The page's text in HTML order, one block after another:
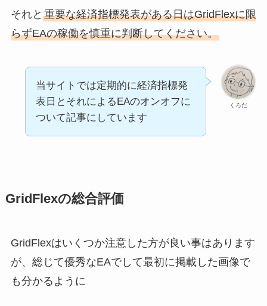
それと 重要な経済指標発表がある日はGridFlexに限
らずEAの稼働を慎重に判断してください。
くろだ
当サイトでは定期的に経済指標発
表日とそれによるEAのオンオフに
ついて記事にしています
GridFlexの総合評価
GridFlexはいくつか注意した方が良い事はあります
が、総じて優秀なEAでして最初に掲載した画像で
も分かるように